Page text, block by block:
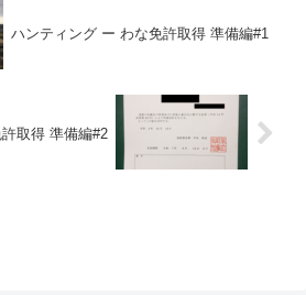
ハンティング ー わな免許取得 準備編#1
取得 準備編#2